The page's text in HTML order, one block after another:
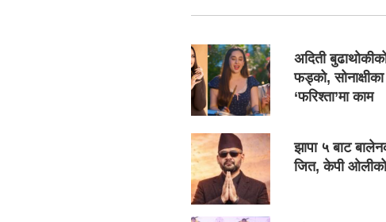
अदिती
फड्को,
‘फरिश्ता’मा काम
झापा ५ बाट
जित, केपी ओलीको